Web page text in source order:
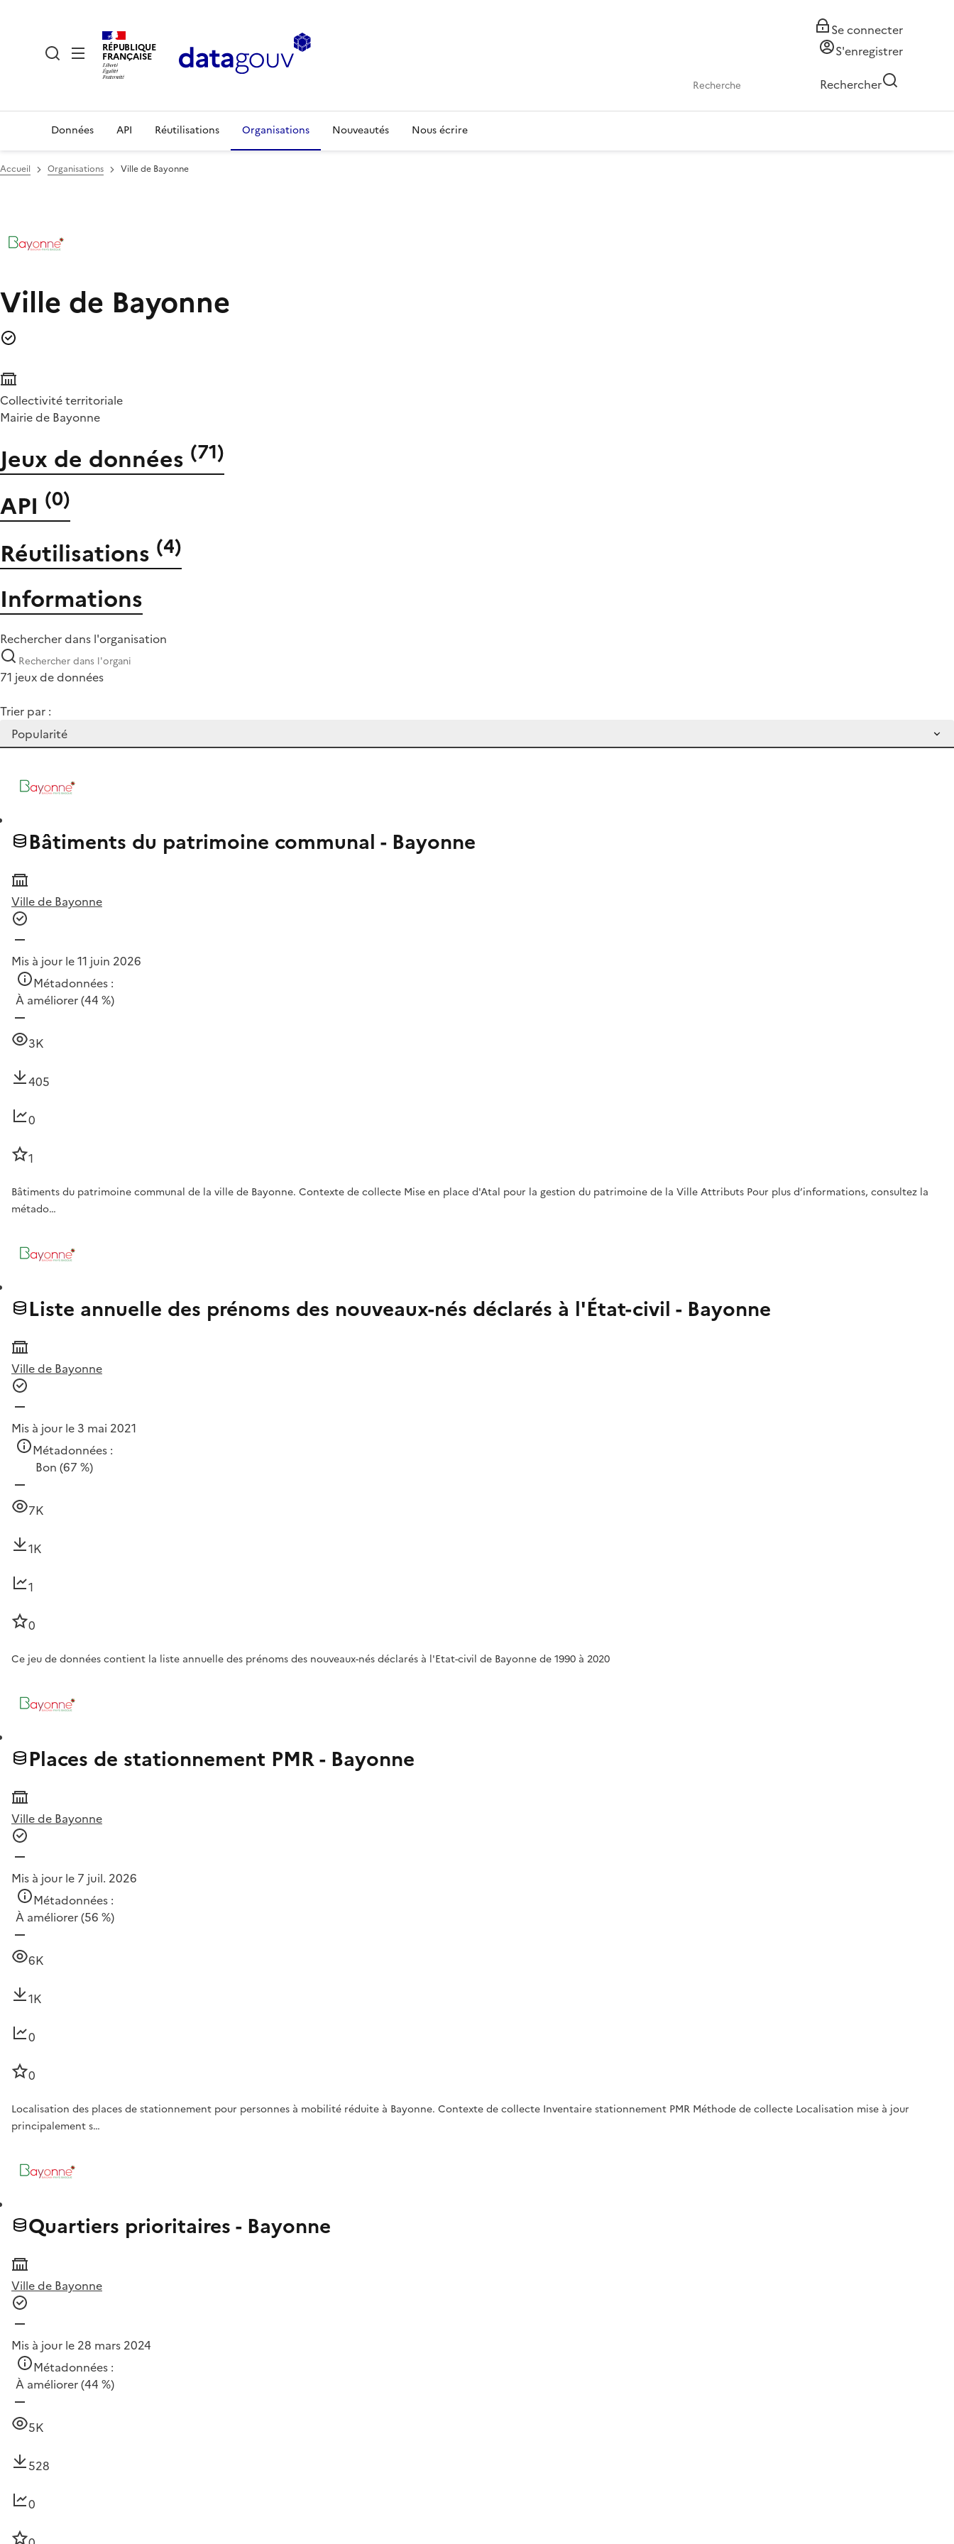
RÉPUBLIQUE
FRANÇAISE
Se connecter
S'enregistrer
Rechercher
Données API Réutilisations Organisations Nouveautés Nous écrire
Accueil Organisations Ville de Bayonne
Ville de Bayonne
Collectivité territoriale
Mairie de Bayonne
Jeux de données (71)
API (0)
Réutilisations (4)
Informations
Rechercher dans l'organisation
71 jeux de données
Trier par :
Bâtiments du patrimoine communal - Bayonne
Ville de Bayonne
Mis à jour le 11 juin 2026
Métadonnées :
À améliorer(44 %)
3K
405
0
1
Bâtiments du patrimoine communal de la ville de Bayonne. Contexte de collecte Mise en place d'Atal pour la gestion du patrimoine de la Ville Attributs Pour plus d’informations, consultez la
métado…
Liste annuelle des prénoms des nouveaux-nés déclarés à l'État-civil - Bayonne
Ville de Bayonne
Mis à jour le 3 mai 2021
Métadonnées :
Bon (67 %)
7K
1K
1
0
Ce jeu de données contient la liste annuelle des prénoms des nouveaux-nés déclarés à l'Etat-civil de Bayonne de 1990 à 2020
Places de stationnement PMR - Bayonne
Ville de Bayonne
Mis à jour le 7 juil. 2026
Métadonnées :
À améliorer(56 %)
6K
1K
0
0
Localisation des places de stationnement pour personnes à mobilité réduite à Bayonne. Contexte de collecte Inventaire stationnement PMR Méthode de collecte Localisation mise à jour
principalement s…
Quartiers prioritaires - Bayonne
Ville de Bayonne
Mis à jour le 28 mars 2024
Métadonnées :
À améliorer(44 %)
5K
528
0